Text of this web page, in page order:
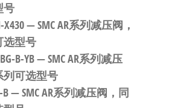
号
X430— SMC AR系列减压阀，
选型号
B-YB— SMC AR系列减压
列可选型号
B— SMC AR系列减压阀，同